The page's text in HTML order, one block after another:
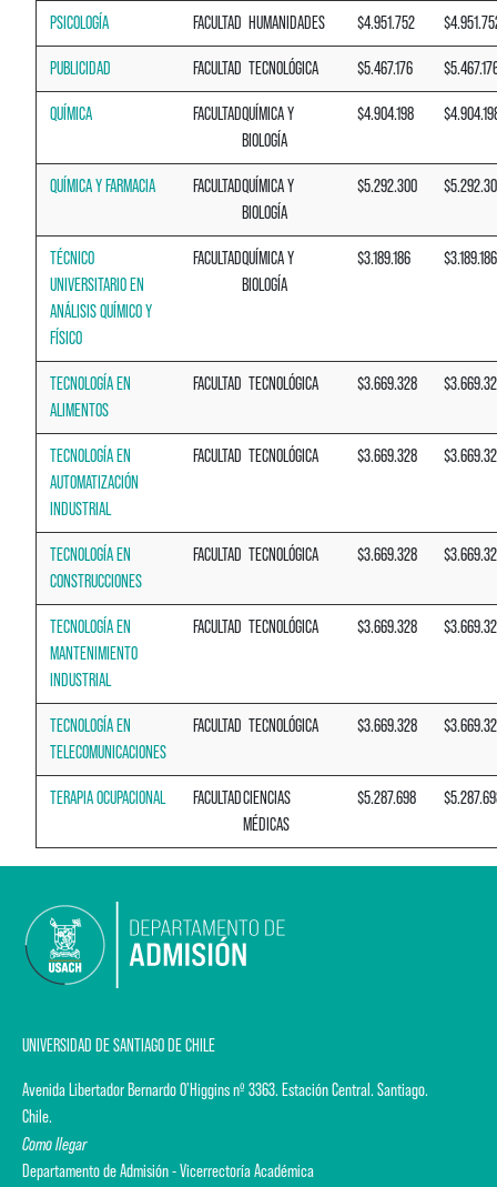
PSICOLOGÍA FACULTAD HUMANIDADES $4.951.752
PUBLICIDAD FACULTAD TECNOLÓGICA $5.467.176
QUÍMICA FACULTADQUÍMICA Y
BIOLOGÍA
$4.904.198
QUÍMICA Y FARMACIA FACULTADQUÍMICA Y
BIOLOGÍA
$5.292.300
TÉCNICO
UNIVERSITARIO EN
ANÁLISIS QUÍMICO Y
FÍSICO
FACULTADQUÍMICA Y
BIOLOGÍA
$3.189.186 $3.189.186
TECNOLOGÍA EN
ALIMENTOS
FACULTAD TECNOLÓGICA $3.669.328
TECNOLOGÍA EN
AUTOMATIZACIÓN
INDUSTRIAL
FACULTAD TECNOLÓGICA $3.669.328
TECNOLOGÍA EN
CONSTRUCCIONES
FACULTAD TECNOLÓGICA $3.669.328
TECNOLOGÍA EN
MANTENIMIENTO
INDUSTRIAL
FACULTAD TECNOLÓGICA $3.669.328
TECNOLOGÍA EN
TELECOMUNICACIONES
FACULTAD TECNOLÓGICA $3.669.328
TERAPIA OCUPACIONAL FACULTADCIENCIAS
MÉDICAS
$5.287.698
UNIVERSIDAD DE SANTIAGO DE CHILE
Avenida Libertador Bernardo O'Higgins nº 3363. Estación Central. Santiago.
Chile.
Como llegar
Departamento de Admisión - Vicerrectoría Académica